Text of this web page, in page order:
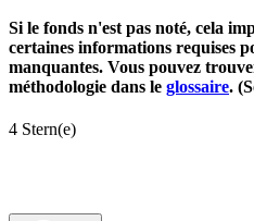
Si le fonds n'est pas noté, cela
certaines informations requises
manquantes. Vous pouvez
méthodologie dans le glossaire.
4 Stern(e)